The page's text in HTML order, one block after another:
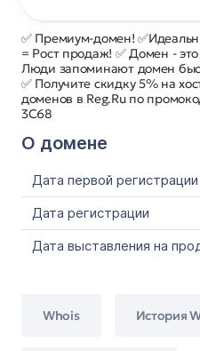
✅ Премиум-домен!
= Рост продаж! ✅ Домен -
Люди запоминают домен
✅ Получите скидку 5% на
доменов в Reg.Ru по
3C68
О домене
Дата первой регистрации
Дата регистрации
Дата выставления на
Whois История